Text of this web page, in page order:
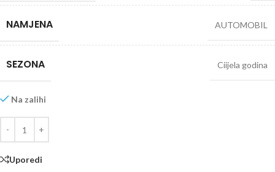
NAMJENA AUTOMOBIL
SEZONA Ciijela godina
Na zalihi
Uporedi